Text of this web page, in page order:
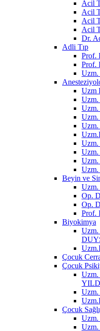
Acil
Acil
Acil
Acil
Dr.
Adli Tıp
Prof.
Prof.
Uzm
Uzm.
Beyin ve
Op.
Op.
Prof.
Biyokimya
Çocuk
Çocuk
Çocuk